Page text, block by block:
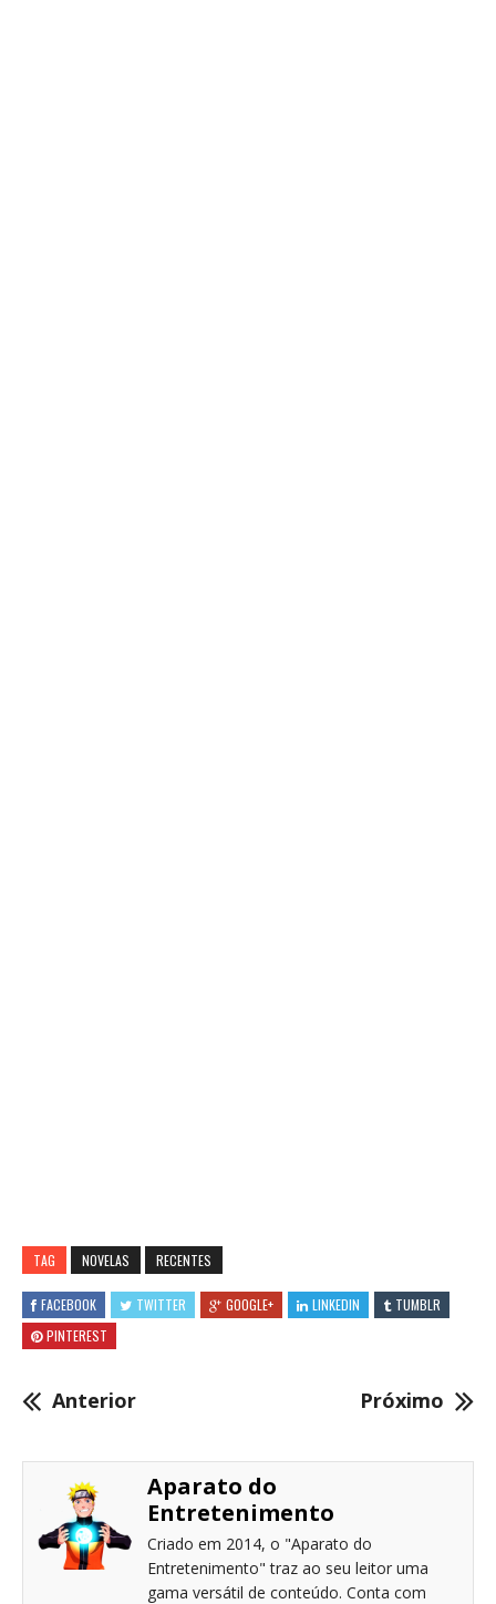
TAG NOVELAS RECENTES
FACEBOOK TWITTER GOOGLE+ LINKEDIN
TUMBLR
PINTEREST
Anterior Próximo
Aparato do
Entretenimento
Criado em 2014, o "Aparato do
Entretenimento" traz ao seu leitor uma
gama versátil de conteúdo. Conta com